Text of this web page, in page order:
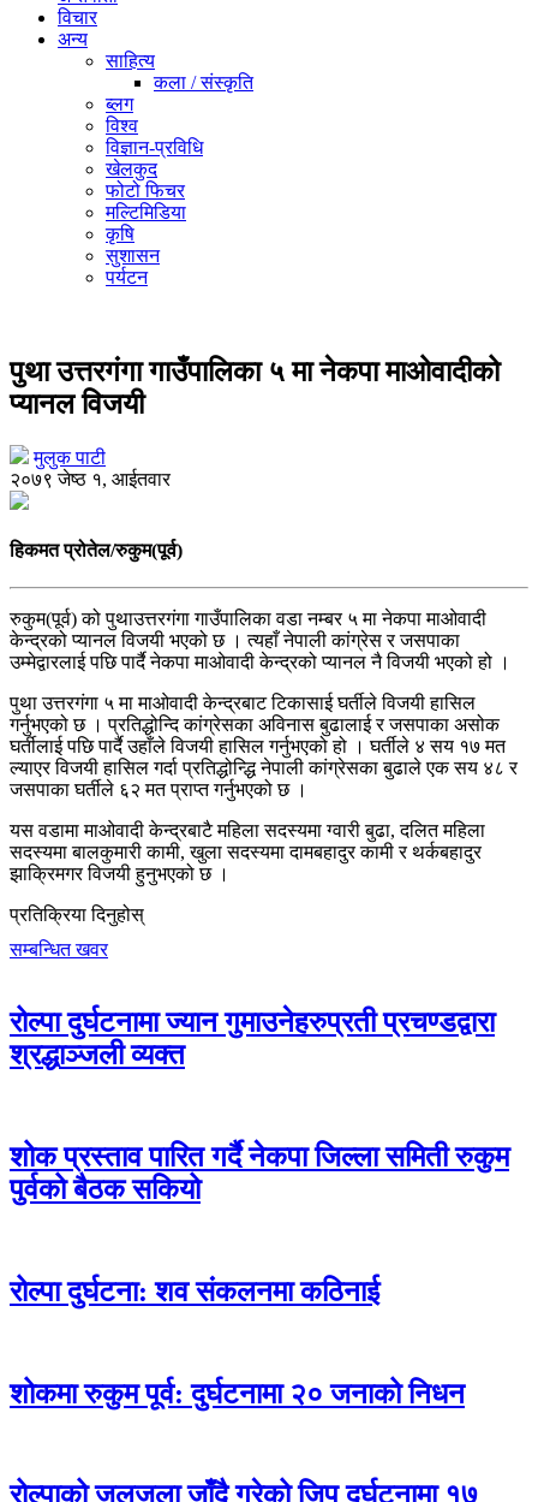
विचार
अन्य
साहित्य
कला / संस्कृति
ब्लग
विश्व
विज्ञान-प्रविधि
खेलकुद
फोटो फिचर
मल्टिमिडिया
कृषि
सुशासन
पर्यटन
पुथा उत्तरगंगा गाउँपालिका ५ मा नेकपा माओवादीको
प्यानल विजयी
मुलुक पाटी
२०७९ जेष्ठ १, आईतवार
हिकमत प्रोतेल/रुकुम(पूर्व)
रुकुम(पूर्व) को पुथाउत्तरगंगा गाउँपालिका वडा नम्बर ५ मा नेकपा माओवादी
केन्द्रको प्यानल विजयी भएको छ । त्यहाँ नेपाली कांग्रेस र जसपाका
उम्मेद्वारलाई पछि पार्दै नेकपा माओवादी केन्द्रको प्यानल नै विजयी भएको हो ।
पुथा उत्तरगंगा ५ मा माओवादी केन्द्रबाट टिकासाई घर्तीले विजयी हासिल
गर्नुभएको छ । प्रतिद्धोन्दि कांग्रेसका अविनास बुढालाई र जसपाका असोक
घर्तीलाई पछि पार्दै उहाँले विजयी हासिल गर्नुभएको हो । घर्तीले ४ सय १७ मत
ल्याएर विजयी हासिल गर्दा प्रतिद्धोन्द्धि नेपाली कांग्रेसका बुढाले एक सय ४८ र
जसपाका घर्तीले ६२ मत प्राप्त गर्नुभएको छ ।
यस वडामा माओवादी केन्द्रबाटै महिला सदस्यमा ग्वारी बुढा, दलित महिला
सदस्यमा बालकुमारी कामी, खुला सदस्यमा दामबहादुर कामी र थर्कबहादुर
झाक्रिमगर विजयी हुनुभएको छ ।
प्रतिक्रिया दिनुहोस्
सम्बन्धित खवर
रोल्पा दुर्घटनामा ज्यान गुमाउनेहरुप्रती प्रचण्डद्वारा
श्रद्धाञ्जली व्यक्त
शोक प्रस्ताव पारित गर्दै नेकपा जिल्ला समिती रुकुम
पुर्वको बैठक सकियो
रोल्पा दुर्घटना: शव संकलनमा कठिनाई
शोकमा रुकुम पूर्व: दुर्घटनामा २० जनाको निधन
रोल्पाको जलजला जाँदै गरेको जिप दुर्घटनामा १७